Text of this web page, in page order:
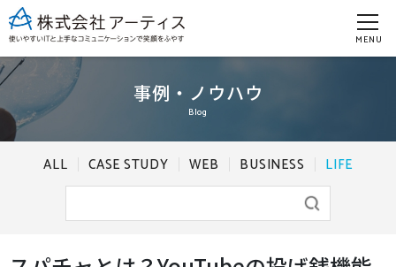
MENU
事例・ノウハウ
Blog
ALL CASE STUDY WEB BUSINESS LIFE